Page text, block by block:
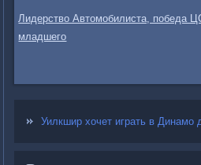
Лидерство Автомобилиста, победа
младшего
Уилкшир хочет играть в Динамо